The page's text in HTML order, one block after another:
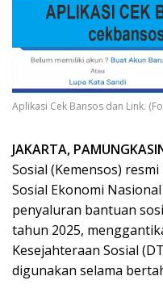
Aplikasi Cek Bansos dan Link.
JAKARTA,
Sosial (Kemensos)
Sosial Ekonomi
penyaluran bantuan
tahun 2025,
Kesejahteraan Sosial
digunakan selama